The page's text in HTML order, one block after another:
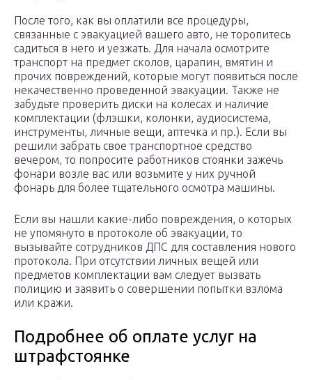
После того, как вы оплатили все процедуры,
связанные с эвакуацией вашего авто, не торопитесь
садиться в него и уезжать. Для начала осмотрите
транспорт на предмет сколов, царапин, вмятин и
прочих повреждений, которые могут появиться после
некачественно проведенной эвакуации. Также не
забудьте проверить диски на колесах и наличие
комплектации (флэшки, колонки, аудиосистема,
инструменты, личные вещи, аптечка и пр.). Если вы
решили забрать свое транспортное средство
вечером, то попросите работников стоянки зажечь
фонари возле вас или возьмите у них ручной
фонарь для более тщательного осмотра машины.
Если вы нашли какие-либо повреждения, о которых
не упомянуто в протоколе об эвакуации, то
вызывайте сотрудников ДПС для составления нового
протокола. При отсутствии личных вещей или
предметов комплектации вам следует вызвать
полицию и заявить о совершении попытки взлома
или кражи.
Подробнее об оплате услуг на
штрафстоянке